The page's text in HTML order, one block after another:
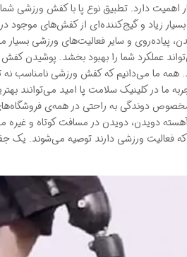
دارد. تطبیق نوع پا با کفش ورزشی
زیاد و گیج‌کننده‌ای از کفش‌های موجود در
و سایر فعالیت‌های ورزشی بسیار
عملکرد شما را بهبود بخشد. پوشیدن
ما می‌دانیم که کفش ورزشی نامناسب نه‌
ما در کلینیک سلامت پا امید می‌توانند
دوندگی به‌ راحتی در همه‌ی
دویدن، دویدن در مسافت کوتاه و
که فعالیت ورزشی دارند توصیه می‌شوند.